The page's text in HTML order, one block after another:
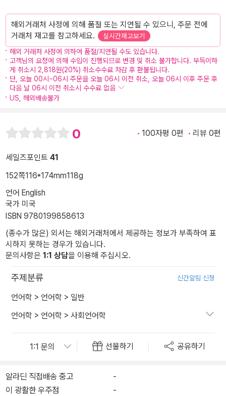
해외거래처 사정에 의해 품절 또는 지연될 수 있으니, 주문 전에
거래처 재고를 참고하세요.
실시간재고보기
해외 거래처 사정에 의하여 품절/지연될 수도 있습니다.
고객님의 요청에 의해 수입이 진행되므로 변경 및 취소 불가합니다. 부득이하
게 취소시 2,818원(20%) 취소수수료 차감 후 환불됩니다.
단, 오늘 00시~06시 주문을 오늘 06시 이전 취소, 오늘 06시 이후 주문 후
다음 날 06시 이전 취소시 수수료 없음
US, 해외배송불가
0 100자평 0편 리뷰 0편
세일즈포인트 41
152쪽116*174mm118g
언어 English
국가 미국
ISBN 9780199858613
(종수가 많은) 외서는 해외거래처에서 제공하는 정보가 부족하여 표
시하지 못하는 경우가 있습니다.
문의사항은 1:1 상담을 이용해 주십시오.
주제분류 신간알림 신청
언어학 > 언어학 > 일반
언어학 > 언어학 > 사회언어학
선물하기 공유하기
알라딘 직접배송 중고
-
이 광활한 우주점
-